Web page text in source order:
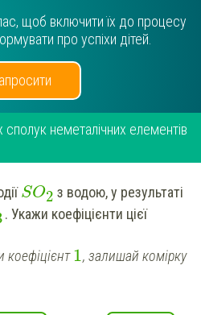
щоб включити їх до процесу
про успіхи дітей.
неметалічних елементів
SO2 з водою, у результаті
. Укажи коефіцієнти цієї
коефіцієнт1, залишай комірку